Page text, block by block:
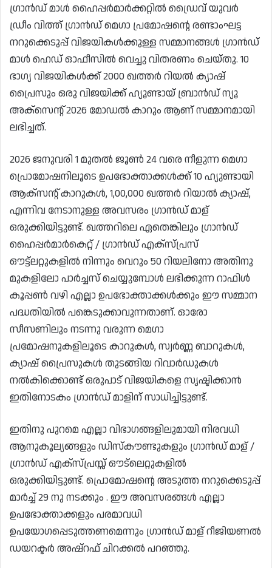
ഗ്രാൻഡ് മാൾ ഹൈപ്പർമാർക്കറ്റിൽ ഡ്രൈവ് യുവർ
ഡ്രീം വിത്ത് ഗ്രാൻഡ് മെഗാ പ്രമോഷന്റെ രണ്ടാംഘട്ട
നറുക്കെടുപ്പ് വിജയികൾക്കുള്ള സമ്മാനങ്ങൾ ഗ്രാൻഡ്
മാൾ ഹെഡ് ഓഫീസിൽ വെച്ചു വിതരണം ചെയ്തു. 10
ഭാഗ്യ വിജയികൾക്ക് 2000 ഖത്തർ റിയൽ ക്യാഷ്
പ്രൈസും ഒരു വിജയിക്ക് ഹ്യൂണ്ടായ് ബ്രാൻഡ് ന്യൂ
അക്‌സെന്റ് 2026 മോഡൽ കാറും ആണ് സമ്മാനമായി
ലഭിച്ചത്.
2026 ജനുവരി 1 മുതൽ ജൂൺ 24 വരെ നീളുന്ന മെഗാ
പ്രൊമോഷനിലൂടെ ഉപഭോക്താക്കൾക്ക് 10 ഹ്യുണ്ടായി
ആക്സന്റ് കാറുകൾ, 1,00,000 ഖത്തർ റിയാൽ ക്യാഷ്,
എന്നിവ നേടാനുള്ള അവസരം ഗ്രാൻഡ് മാള്
ഒരുക്കിയിട്ടുണ്ട്. ഖത്തറിലെ ഏതെങ്കിലും ഗ്രാൻഡ്
ഹൈപ്പർമാർകെറ്റ് / ഗ്രാൻഡ് എക്സ്പ്രസ്
ഔട്ട്ലറ്റുകളിൽ നിന്നും വെറും 50 റിയലിനോ അതിനു
മുകളിലോ പാർച്ചസ്‌ ചെയ്യുമ്പോൾ ലഭിക്കുന്ന റാഫിൾ
കൂപ്പൺ വഴി എല്ലാ ഉപഭോക്താക്കൾക്കും ഈ സമ്മാന
പദ്ധതിയിൽ പങ്കെടുക്കാവുന്നതാണ്. ഓരോ
സീസണിലും നടന്നു വരുന്ന മെഗാ
പ്രമോഷനുകളിലൂടെ കാറുകൾ, സ്വർണ്ണ ബാറുകൾ,
ക്യാഷ് പ്രൈസുകൾ തുടങ്ങിയ റിവാർഡുകൾ
നൽകിക്കൊണ്ട് ഒരുപാട് വിജയികളെ സൃഷ്ടിക്കാൻ
ഇതിനോടകം ഗ്രാൻഡ് മാളിന് സാധിച്ചിട്ടുണ്ട്.
ഇതിനു പുറമെ എല്ലാ വിഭാഗങ്ങളിലുമായി നിരവധി
ആനുകൂല്യങ്ങളും ഡിസ്‌കൗണ്ടുകളും ഗ്രാൻഡ് മാള് /
ഗ്രാൻഡ് എക്സ്പ്രസ്സ് ഔട്ലെറ്റുകളിൽ
ഒരുക്കിയിട്ടുണ്ട്. പ്രൊമോഷന്റെ അടുത്ത നറുക്കെടുപ്പ്
മാർച്ച് 29 നു നടക്കും . ഈ അവസരങ്ങൾ എല്ലാ
ഉപഭോക്താക്കളും പരമാവധി
ഉപയോഗപ്പെടുത്തണമെന്നും ഗ്രാൻഡ് മാള് റീജിയണൽ
ഡയറക്ടർ അഷ്‌റഫ് ചിറക്കൽ പറഞ്ഞു.